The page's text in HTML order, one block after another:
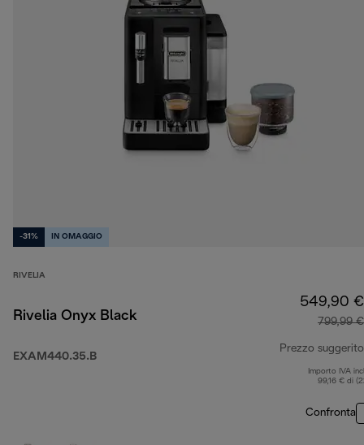
-31% IN OMAGGIO
RIVELIA
Rivelia Onyx Black
EXAM440.35.B
549,90 €
799,99 €
Prezzo suggerito
Importo IVA
99,16 € di
Confronta